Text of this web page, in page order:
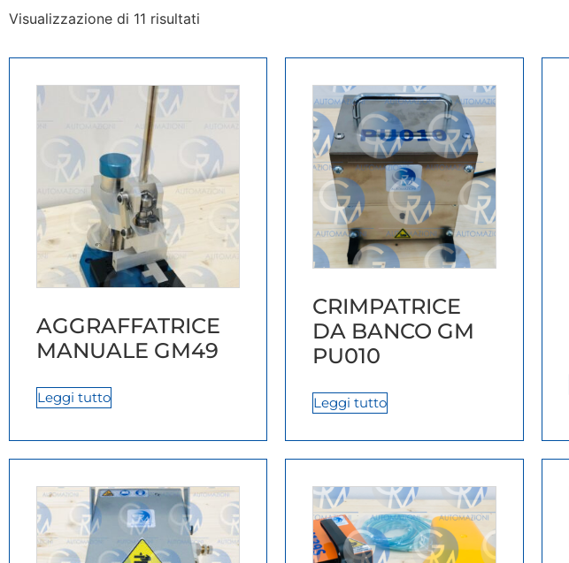
Visualizzazione di 11 risultati
AGGRAFFATRICE
MANUALE GM49
Leggi tutto
CRIMPATRICE
DA BANCO GM
PU010
Leggi tutto